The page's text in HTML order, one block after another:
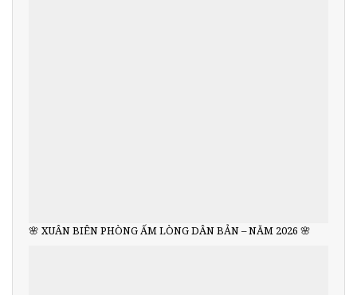
🌸 XUÂN BIÊN PHÒNG ẤM LÒNG DÂN BẢN – NĂM 2026 🌸